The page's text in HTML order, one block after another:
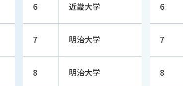
6 近畿大学
7 明治大学
8 明治大学
6
7
8